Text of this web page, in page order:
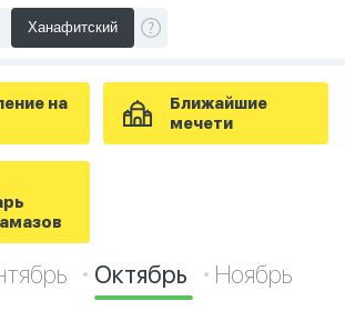
на
Ближайшие
мечети
Октябрь Ноябрь